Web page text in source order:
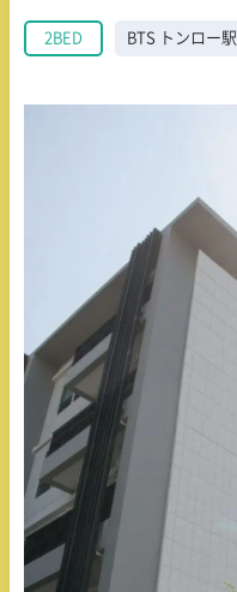
2BED BTS トンロー駅